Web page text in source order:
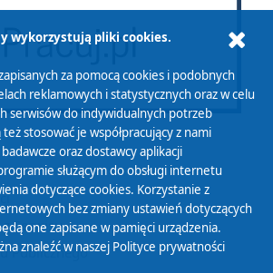
Serwisu
Publicznego
wykorzystują pliki cookies.
za pomocą cookies i podobnych
reklamowych i statystycznych oraz w celu
serwisów do indywidualnych potrzeb
stosować je współpracujący z nami
oraz dostawcy aplikacji
służącym do obsługi internetu
dotyczące cookies. Korzystanie z
bez zmiany ustawień dotyczących
one zapisane w pamięci urządzenia.
znaleźć w naszej Polityce prywatności